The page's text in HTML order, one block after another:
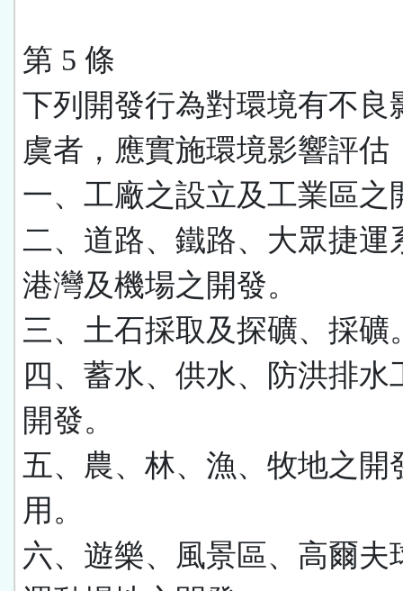
第 5 條
下列開發行為對環境有不良
虞者，應實施環境影響評估
一、工廠之設立及工業區之
二、道路、鐵路、大眾捷運
港灣及機場之開發。
三、土石採取及探礦、採礦
四、蓄水、供水、防洪排水
開發。
五、農、林、漁、牧地之開
用。
六、遊樂、風景區、高爾夫